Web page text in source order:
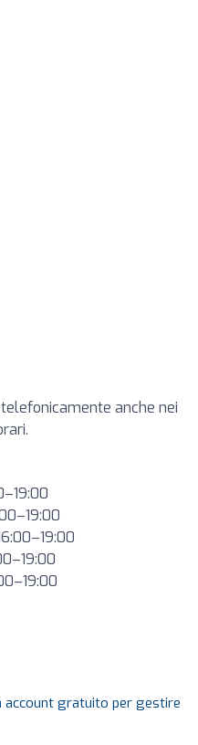
anche nei
account gratuito per gestire